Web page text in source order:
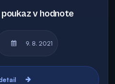
v hodnote
9. 8. 2021